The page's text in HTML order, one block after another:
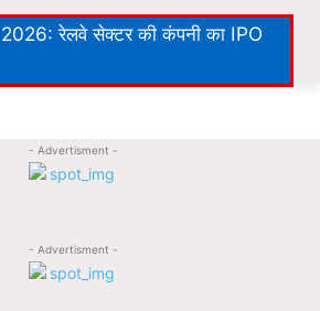
रेलवे सेक्टर की कंपनी का IPO
- Advertisment -
- Advertisment -